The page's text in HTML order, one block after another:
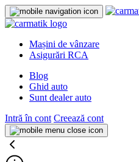
Mașini de vânzare
Asigurări RCA
Blog
Ghid auto
Sunt dealer auto
Intră în cont Creează cont